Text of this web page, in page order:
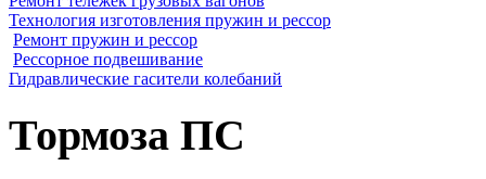
Технология изготовления пружин и рессор
Ремонт пружин и рессор
Рессорное подвешивание
Гидравлические гасители колебаний
Тормоза ПС